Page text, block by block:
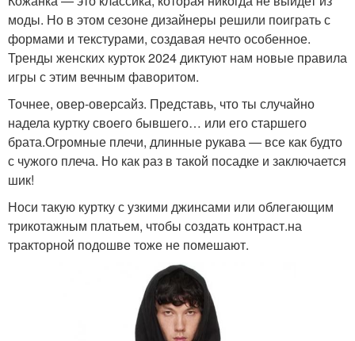
моды. Но в этом сезоне дизайнеры решили поиграть с
формами и текстурами, создавая нечто особенное.
Тренды женских курток 2024 диктуют нам новые правила
игры с этим вечным фаворитом.
Точнее, овер-оверсайз. Представь, что ты случайно
надела куртку своего бывшего… или его старшего
брата.Огромные плечи, длинные рукава — все как будто
с чужого плеча. Но как раз в такой посадке и заключается
шик!
Носи такую куртку с узкими джинсами или облегающим
трикотажным платьем, чтобы создать контраст.на
тракторной подошве тоже не помешают.